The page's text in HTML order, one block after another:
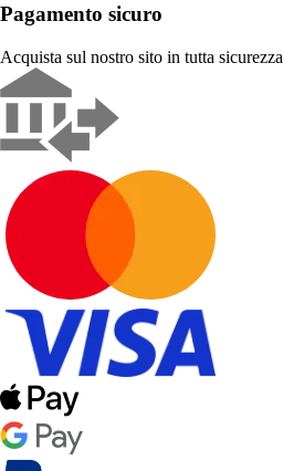
Pagamento sicuro
Acquista sul nostro sito in tutta sicurezza